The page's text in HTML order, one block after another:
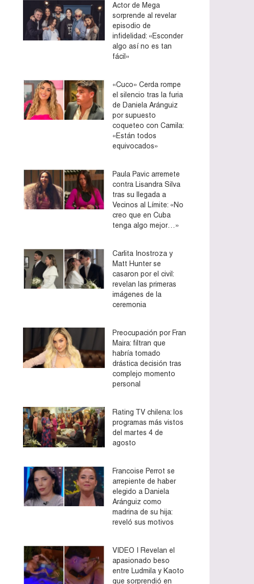
Actor de Mega
sorprende al revelar
episodio de
infidelidad: «Esconder
algo así no es tan
fácil»
«Cuco» Cerda rompe
el silencio tras la furia
de Daniela Aránguiz
por supuesto
coqueteo con Camila:
«Están todos
equivocados»
Paula Pavic arremete
contra Lisandra Silva
tras su llegada a
Vecinos al Límite: «No
creo que en Cuba
tenga algo mejor…»
Carlita Inostroza y
Matt Hunter se
casaron por el civil:
revelan las primeras
imágenes de la
ceremonia
Preocupación por Fran
Maira: filtran que
habría tomado
drástica decisión tras
complejo momento
personal
Rating TV chilena: los
programas más vistos
del martes 4 de
agosto
Francoise Perrot se
arrepiente de haber
elegido a Daniela
Aránguiz como
madrina de su hija:
reveló sus motivos
VIDEO | Revelan el
apasionado beso
entre Ludmila y Kaoto
que sorprendió en